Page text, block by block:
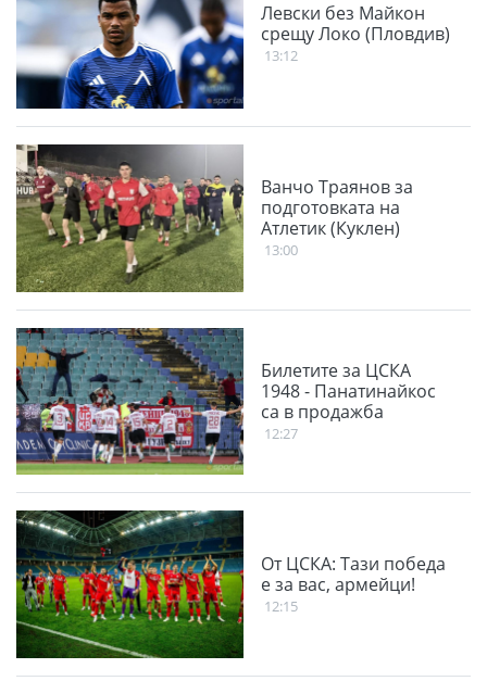
Левски без Майкон
срещу Локо (Пловдив)
13:12
Ванчо Траянов за
подготовката на
Атлетик (Куклен)
13:00
Билетите за ЦСКА
1948 - Панатинайкос
са в продажба
12:27
От ЦСКА: Тази победа
е за вас, армейци!
12:15